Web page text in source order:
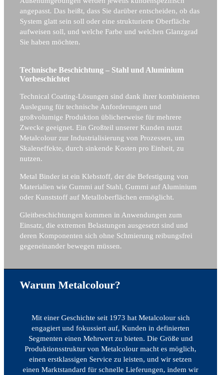
angepasst. Das heißt, dass Sie darüber entscheiden, ob das
System glatt sein soll oder eine strukturierte Oberfläche
aufweisen soll, und welche Farbe und welchen Glanzgrad
Sie haben möchten.
Technische Beschichtung – Stahl und Aluminium
Vorbeschichtet
Technical Coating-Lösungen sind dank ihrer kombinierten
Auslegung für technische Anforderungen und
großvolumige Produktion üblicherweise für mehrere
Zwecke geeignet. Ein Großteil unserer Kunden nutzt
Metalcolour zur Industrialisierung von Prozessen, um
Skaleneffekte, durch sinkende Kosten pro Einheit, zu
nutzen.
Metal Binder ist ein Klebstoff, der die Befestigung von
Materialien wie Gummi auf Stahl, Gummi auf Aluminium
oder Kunststoff auf Metalloberflächen ermöglicht.
Gleitbeschichtungen kommen in Anwendungen zum
Einsatz, die extremen Belastungen ausgesetzt sind und
deren Komponenten sich ohne Schmierung reibungsfrei
gegeneinander bewegen müssen.
Warum Metalcolour?
Mit einer Geschichte seit 1973 hat Metalcolour sich
engagiert und fokussiert auf, Kunden in definierten
Segmenten einen Mehrwert zu bieten. Die Größe und
Produktionsstruktur von Metalcolour macht es möglich,
einen erstklassigen Service zu leisten, und wir setzen
einen Marktstandard für schnelle Lieferungen, indem wir